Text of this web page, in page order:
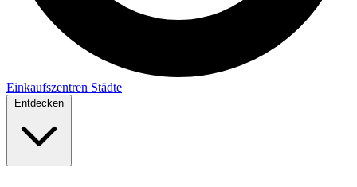
Einkaufszentren Städte
Entdecken